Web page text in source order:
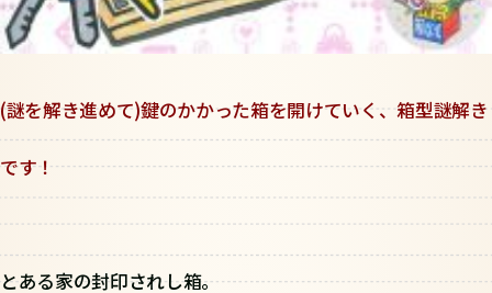
(謎を解き進めて)鍵のかかった箱を開けていく、箱型謎解き
です！
とある家の封印されし箱。